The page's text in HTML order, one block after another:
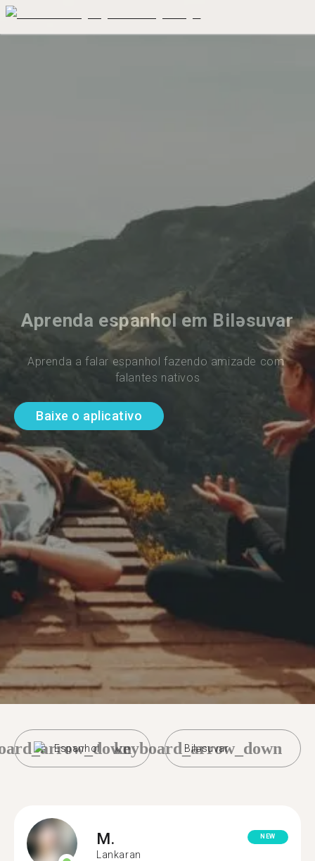
Aprenda espanhol em Biləsuvar
Aprenda a falar espanhol fazendo amizade com
falantes nativos
Baixe o aplicativo
Espanhol Biləsuvar
keyboard_arrow_down
M.
Lankaran
NEW